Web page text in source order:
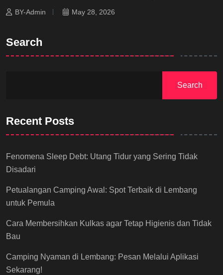
BY-Admin May 28, 2026
Search
Search
Recent Posts
Fenomena Sleep Debt: Utang Tidur yang Sering Tidak
Disadari
Petualangan Camping Awal: Spot Terbaik di Lembang
untuk Pemula
Cara Membersihkan Kulkas agar Tetap Higienis dan Tidak
Bau
Camping Nyaman di Lembang: Pesan Melalui Aplikasi
Sekarang!